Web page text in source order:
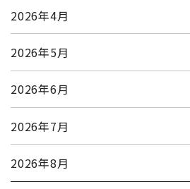
2026年4月
2026年5月
2026年6月
2026年7月
2026年8月